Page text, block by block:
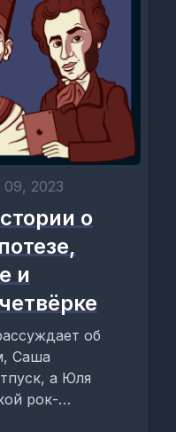
2023
о
и
об
Саша
а Юля
рок-
Данил